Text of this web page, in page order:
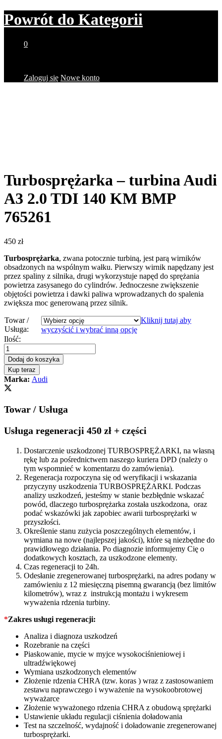
Powrót do Kategorii
0
Zaloguj się Nowe konto
Turbosprężarka – turbina Audi
A3 2.0 TDI 140 KM BMP
765261
450 zł
Turbosprężarka, zwana potocznie turbiną, jest parą wirników
obsadzonych na wspólnym wałku. Pierwszy wirnik napędzany jest
przez spaliny z silnika, drugi wykorzystuje napęd do sprężania
powietrza zasysanego do cylindrów. Jednoczesne zwiększenie
objętości powietrza i dawki paliwa wprowadzanych do spalenia
zwiększa moc generowaną przez silnik.
Towar /
Usługa:
Kliknij tutaj aby
wyczyścić i wybrać inną opcję
Turbosprężarka
turbina
Audi
A3
2.0
TDI
KM
765261
quantity
Ilość:
Dodaj do koszyka
Kup teraz
Marka: Audi
Towar / Usługa
Usługa regeneracji 450 zł + części
Dostarczenie uszkodzonej TURBOSPRĘŻARKI, na własną
rękę lub za pośrednictwem naszego kuriera DPD (należy o
tym wspomnieć w komentarzu do zamówienia).
Regeneracja rozpoczyna się od weryfikacji i wskazania
przyczyny uszkodzenia TURBOSPRĘŻARKI. Podczas
analizy uszkodzeń, jesteśmy w stanie bezbłędnie wskazać
powód, dlaczego turbosprężarka została uszkodzona, oraz
podać wskazówki jak zapobiec awarii turbosprężarki w
przyszłości.
Określenie stanu zużycia poszczególnych elementów, i
wymiana na nowe (najlepszej jakości), które są niezbędne do
prawidłowego działania. Po diagnozie informujemy Cię o
dodatkowych kosztach, za uszkodzone elementy.
Czas regeneracji to 24h.
Odesłanie zregenerowanej turbosprężarki, na adres podany w
zamówieniu z 12 miesięczną pisemną gwarancją (bez limitów
kilometrów), wraz z instrukcją montażu i wykresem
wyważenia rdzenia turbiny.
*Zakres usługi regeneracji:
Analiza i diagnoza uszkodzeń
Rozebranie na części
Piaskowanie, mycie w myjce wysokociśnieniowej i
ultradźwiękowej
Wymiana uszkodzonych elementów
Złożenie rdzenia CHRA (tzw. koras ) wraz z zastosowaniem
zestawu naprawczego i wyważenie na wysokoobrotowej
wyważarce
Złożenie wyważonego rdzenia CHRA z obudową sprężarki
Ustawienie układu regulacji ciśnienia doładowania
Test na szczelność, wydajność i doładowanie zregenerowanej
turbosprężarki.